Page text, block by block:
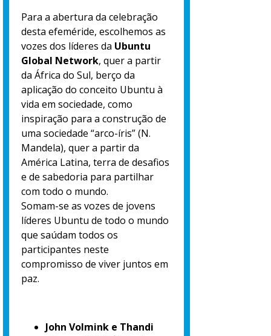
Para a abertura da celebração
desta efeméride, escolhemos as
vozes dos líderes da Ubuntu
Global Network, quer a partir
da África do Sul, berço da
aplicação do conceito Ubuntu à
vida em sociedade, como
inspiração para a construção de
uma sociedade “arco-íris” (N.
Mandela), quer a partir da
América Latina, terra de desafios
e de sabedoria para partilhar
com todo o mundo.
Somam-se as vozes de jovens
líderes Ubuntu de todo o mundo
que saúdam todos os
participantes neste
compromisso de viver juntos em
paz.
John Volmink e Thandi